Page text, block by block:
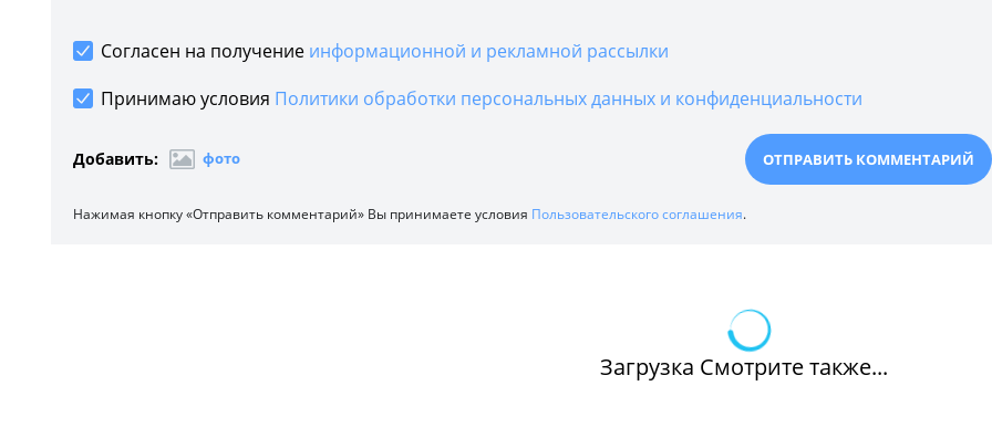
Согласен на получение информационной и рекламной рассылки
Принимаю условия Политики обработки персональных данных и конфиденциальности
Добавить: фото
Нажимая кнопку «Отправить комментарий» Вы принимаете условия Пользовательского соглашения.
Загрузка Смотрите также...